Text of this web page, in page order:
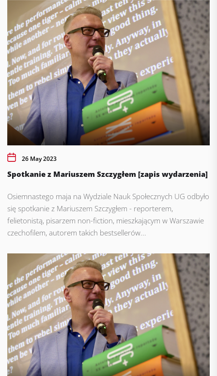
26 May 2023
Spotkanie z Mariuszem Szczygłem [zapis wydarzenia]
Osiemnastego maja na Wydziale Nauk Społecznych UG odbyło
się spotkanie z Mariuszem Szczygłem - reporterem,
felietonistą, pisarzem non-fiction, mieszkającym w Warszawie
czechofilem, autorem takich bestsellerów...